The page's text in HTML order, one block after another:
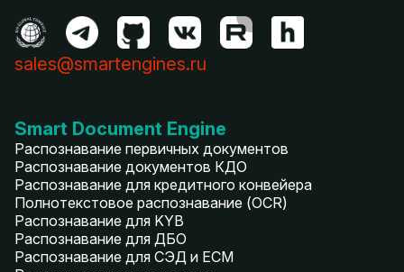
sales@smartengines.ru
Smart Document Engine
Распознавание первичных документов
Распознавание документов КДО
Распознавание для кредитного конвейера
Полнотекстовое распознавание (OCR)
Распознавание для KYB
Распознавание для ДБО
Распознавание для СЭД и ECM